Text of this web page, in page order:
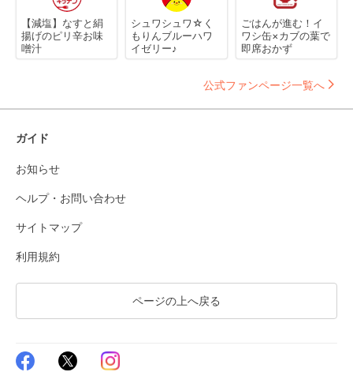
【減塩】なすと絹
揚げのピリ辛お味
噌汁
シュワシュワ☆く
もりんブルーハワ
イゼリー♪
ごはんが進む！イ
ワシ缶×カブの葉で
即席おかず
公式ファンページ一覧へ
ガイド
お知らせ
ヘルプ・お問い合わせ
サイトマップ
利用規約
ページの上へ戻る